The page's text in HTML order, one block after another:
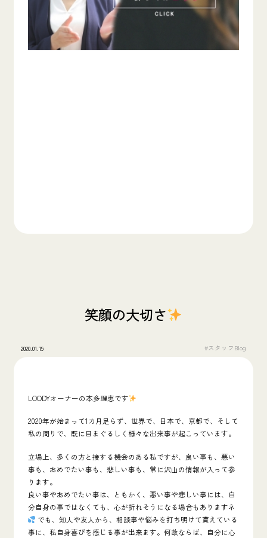
笑顔の大切さ
2020.01.19 #スタッフBlog
LOODYオーナーの本多理恵です
2020年が始まって1カ月足らず、世界で、日本で、京都で、そして
私の周りで、既に目まぐるしく様々な出来事が起こっています。
立場上、多くの方と接する機会のある私ですが、良い事も、悪い
事も、おめでたい事も、悲しい事も、常に沢山の情報が入って参
ります。
良い事やおめでたい事は、ともかく、悪い事や悲しい事には、自
分自身の事ではなくても、心が折れそうになる場合もありますネ
でも、知人や友人から、相談事や悩みを打ち明けて貰えている
事に、私自身喜びを感じる事が出来ます。何故ならば、自分に心